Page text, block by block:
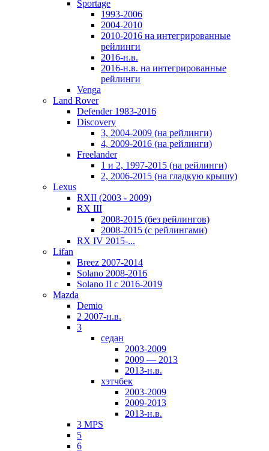
Sportage
1993-2006
2004-2010
2010-2016 на интегрированные
рейлинги
2016-н.в.
2016-н.в. на интегрированные
рейлинги
Venga
Land Rover
Defender 1983-2016
Discovery
3, 2004-2009 (на рейлинги)
4, 2009-2016 (на рейлинги)
Freelander
1 и 2, 1997-2015 (на рейлинги)
2, 2006-2015 (на гладкую крышу)
Lexus
RXII (2003 - 2009)
RX III
2008-2015 (без рейлингов)
2008-2015 (с рейлингами)
RX IV 2015-...
Lifan
Breez 2007-2014
Solano 2008-2016
Solano II c 2016-2019
Mazda
Demio
2 2007-н.в.
3
седан
2003-2009
2009 — 2013
2013-н.в.
хэтчбек
2003-2009
2009-2013
2013-н.в.
3 MPS
5
6